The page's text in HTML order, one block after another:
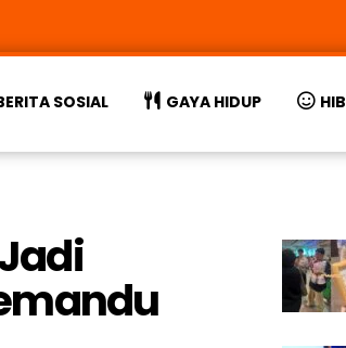
SOSIAL GAYA HIDUP